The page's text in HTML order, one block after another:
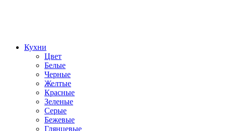
Кухни
Цвет
Белые
Черные
Желтые
Красные
Зеленые
Серые
Бежевые
Глянцевые